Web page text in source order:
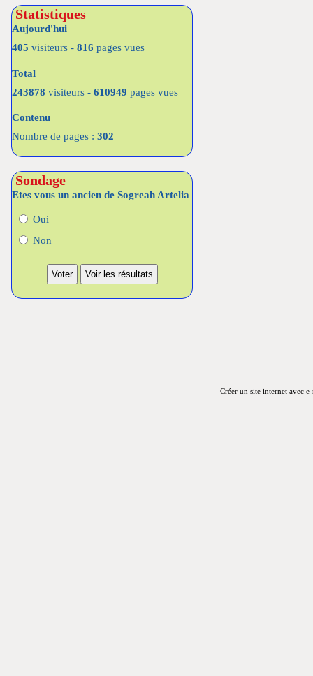
Statistiques
Aujourd'hui
405 visiteurs - 816 pages vues
Total
243878 visiteurs - 610949 pages vues
Contenu
Nombre de pages : 302
Sondage
Etes vous un ancien de Sogreah Artelia
Oui
Non
Créer un site internet avec